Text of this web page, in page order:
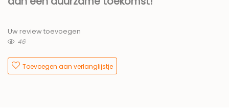
Uw review toevoegen
46
Toevoegen aan verlanglijstje